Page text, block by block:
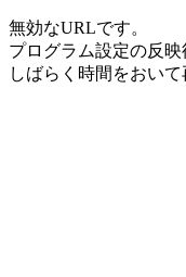
無効なURLです。
プログラム設定の反映
しばらく時間をおい